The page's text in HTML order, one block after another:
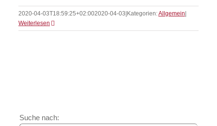
2020-04-03T18:59:25+02:002020-04-03 Kategorien:Allgemein
Weiterlesen
Suche nach: